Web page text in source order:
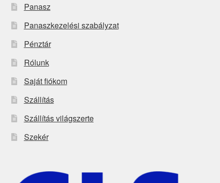
Panasz
Panaszkezelési szabályzat
Pénztár
Rólunk
Saját fiókom
Szállítás
Szállítás világszerte
Szekér